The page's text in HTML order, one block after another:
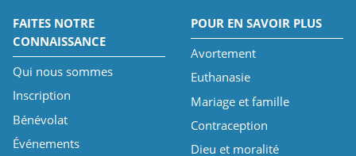
FAITES NOTRE
CONNAISSANCE
Qui nous sommes
Inscription
Bénévolat
Événements
POUR EN SAVOIR PLUS
Avortement
Euthanasie
Mariage et famille
Contraception
Dieu et moralité